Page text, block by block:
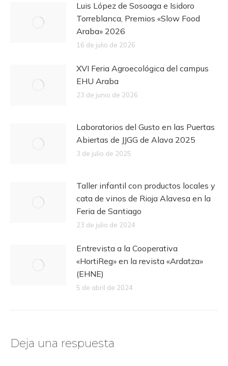
Luis López de Sosoaga e Isidoro
Torreblanca, Premios «Slow Food
Araba» 2026
16 de julio de 2026
XVI Feria Agroecológica del campus
EHU Araba
23 de junio de 2026
Laboratorios del Gusto en las Puertas
Abiertas de JJGG de Alava 2025
3 de julio de 2025
Taller infantil con productos locales y
cata de vinos de Rioja Alavesa en la
Feria de Santiago
23 de julio de 2024
Entrevista a la Cooperativa
«HortiReg» en la revista «Ardatza»
(EHNE)
5 de abril de 2024
Deja una respuesta